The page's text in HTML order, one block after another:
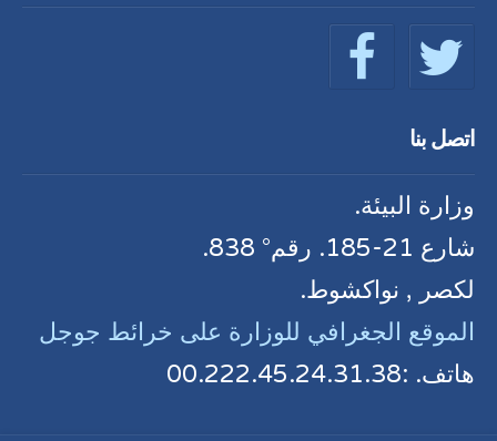
اتصل بنا
وزارة البيئة.
شارع 21-185. رقم° 838.
لكصر , نواكشوط.
الموقع الجغرافي للوزارة على خرائط جوجل
هاتف. :00.222.45.24.31.38